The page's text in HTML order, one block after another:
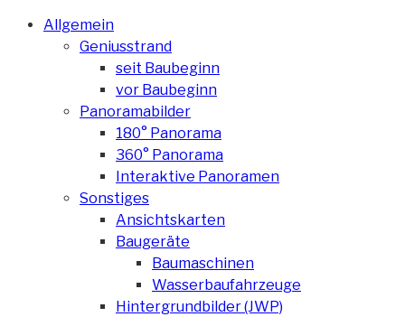
Allgemein
Geniusstrand
seit Baubeginn
vor Baubeginn
Panoramabilder
180° Panorama
360° Panorama
Interaktive Panoramen
Sonstiges
Ansichtskarten
Baugeräte
Baumaschinen
Wasserbaufahrzeuge
Hintergrundbilder (JWP)